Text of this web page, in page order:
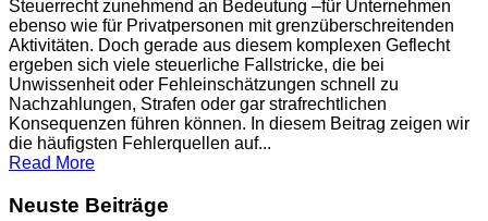
Steuerrecht zunehmend an Bedeutung –für Unternehmen
ebenso wie für Privatpersonen mit grenzüberschreitenden
Aktivitäten. Doch gerade aus diesem komplexen Geflecht
ergeben sich viele steuerliche Fallstricke, die bei
Unwissenheit oder Fehleinschätzungen schnell zu
Nachzahlungen, Strafen oder gar strafrechtlichen
Konsequenzen führen können. In diesem Beitrag zeigen wir
die häufigsten Fehlerquellen auf...
Read More
Neuste Beiträge